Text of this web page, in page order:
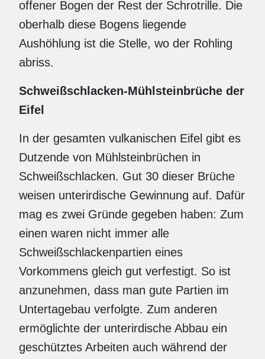
offener Bogen der Rest der Schrotrille. Die
oberhalb diese Bogens liegende
Aushöhlung ist die Stelle, wo der Rohling
abriss.
Schweißschlacken-Mühlsteinbrüche der
Eifel
In der gesamten vulkanischen Eifel gibt es
Dutzende von Mühlsteinbrüchen in
Schweißschlacken. Gut 30 dieser Brüche
weisen unterirdische Gewinnung auf. Dafür
mag es zwei Gründe gegeben haben: Zum
einen waren nicht immer alle
Schweißschlackenpartien eines
Vorkommens gleich gut verfestigt. So ist
anzunehmen, dass man gute Partien im
Untertagebau verfolgte. Zum anderen
ermöglichte der unterirdische Abbau ein
geschütztes Arbeiten auch während der